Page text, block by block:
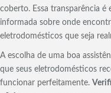
coberto. Essa transparência é
informada sobre onde
eletrodomésticos que seja
A escolha de uma boa
que seus eletrodomésticos
funcionar perfeitamente.